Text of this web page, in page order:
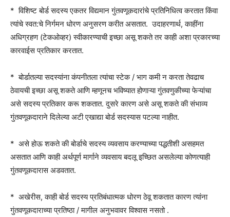
* विशिष्ट बोर्ड सदस्य एकतर विद्यमान गुंतवणूकदारांचे प्रतिनिधित्व करतात किंवा
त्यांचे स्वत:चे निर्गमन धोरण अनुसरण करीत असतात. उदाहरणार्थ, काहींना
अधिग्रहण (टेकओव्हर) स्वीकारण्याची इच्छा असू शकते तर काही अशा प्रकारच्या
कारवाईस प्रतिकार करतात.
* बोर्डातल्या सदस्यांना कंपनीतला त्यांचा स्टेक / भाग कमी न करता तेवढाच
ठेवायची इच्छा असू शकते आणि म्हणूनच भविष्यात होणाऱ्या गुंतवणुकीच्या फेऱ्यांचा
असे सदस्य प्रतिकार करू शकतात. दुसरे कारण असे असू शकते की संभाव्य
गुंतवणूकदाराने दिलेल्या अटी एखाद्या बोर्ड सदस्यास पटल्या नाहीत.
* असे होऊ शकते की बोर्डाचे सदस्य व्यवसाय करण्याच्या पद्धतीशी असहमत
असतात आणि काही अर्थपूर्ण मार्गाने व्यवसाय बदलू इच्छित असलेल्या कोणत्याही
गुंतवणूकदारास अडवतात.
* अखेरीस, काही बोर्ड सदस्य प्रतिबंधात्मक धोरण ठेवू शकतात कारण त्यांना
गुंतवणूकदाराच्या प्रतिष्ठा / मागील अनुभवावर विश्वास नसतो .